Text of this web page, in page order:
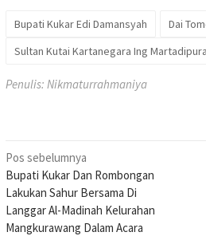
Bupati Kukar Edi Damansyah Dai
Sultan Kutai Kartanegara Ing
Penulis: Nikmaturrahmaniya
Navigasi
pos
Pos sebelumnya
Bupati Kukar Dan Rombongan
Lakukan Sahur Bersama Di
Langgar Al-Madinah Kelurahan
Mangkurawang Dalam Acara